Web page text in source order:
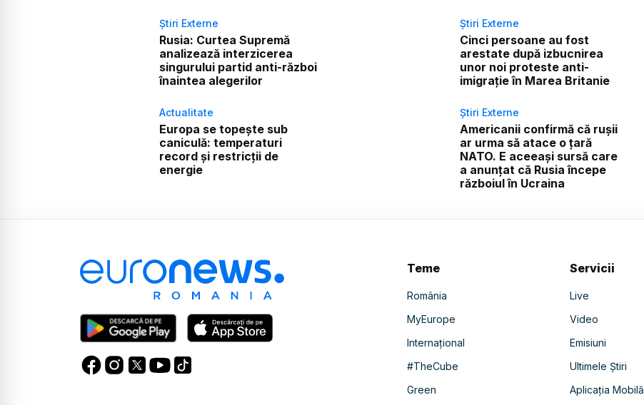
Știri Externe
Rusia: Curtea Supremă
analizează interzicerea
singurului partid anti-război
înaintea alegerilor
Știri Externe
Cinci persoane au fost
arestate după izbucnirea
unor noi proteste anti-
imigrație în Marea Britanie
Actualitate
Europa se topește sub
caniculă: temperaturi
record și restricții de
energie
Știri Externe
Americanii confirmă că rușii
ar urma să atace o țară
NATO. E aceeași sursă care
a anunțat că Rusia începe
războiul în Ucraina
Teme
România
MyEurope
Internațional
#TheCube
Green
Servicii
Live
Video
Emisiuni
Ultimele Știri
Aplicația Mobilă